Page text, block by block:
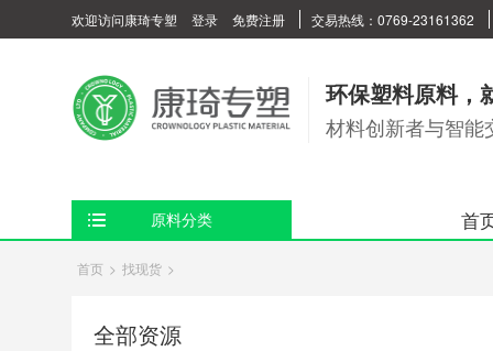
欢迎访问康琦专塑 登录 免费注册 交易热线：0769-23161362
环保塑料原料，
材料创新者与智能
原料分类 首
首页 > 找现货 >
全部资源